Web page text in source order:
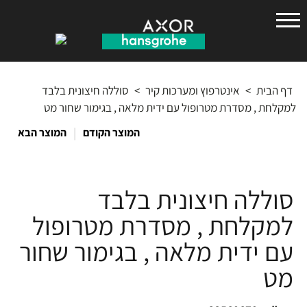
גרואה
דף הבית > אינטרפוץ ומערכות קיר > סוללה חיצונית בלבד
למקלחת , מסדרת מטרופול עם ידית מלאה , בגימור שחור מט
המוצר הקודם | המוצר הבא
סוללה חיצונית בלבד
למקלחת , מסדרת מטרופול
עם ידית מלאה , בגימור שחור
מט